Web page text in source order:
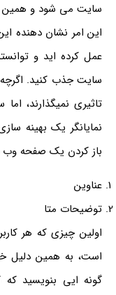
سایت می شود و همین
این امر نشان دهنده
عمل کرده اید و
سایت جذب کنید. اگرچه
تاثیری نمی­گذارند،
نمایانگر یک بهینه­
باز کردن یک صفحه وب
عناوین
توضیحات متا
اولین چیزی که هر
است، به همین دلیل
گونه ایی بنویسید که